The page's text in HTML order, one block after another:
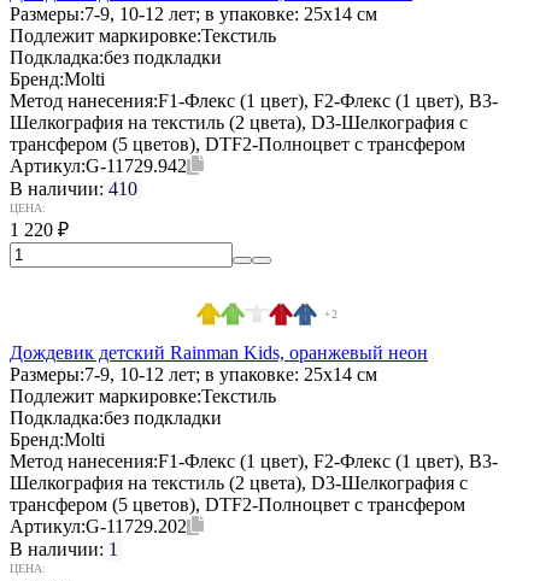
Размеры:7-9, 10-12 лет; в упаковке: 25x14 см
Подлежит маркировке:Текстиль
Подкладка:без подкладки
Бренд:Molti
Метод нанесения:F1-Флекс (1 цвет), F2-Флекс (1 цвет), B3-
Шелкография на текстиль (2 цвета), D3-Шелкография с
трансфером (5 цветов), DTF2-Полноцвет с трансфером
Артикул:G-11729.942
В наличии: 410
ЦЕНА:
1 220 ₽
+2
Дождевик детский Rainman Kids, оранжевый неон
Размеры:7-9, 10-12 лет; в упаковке: 25x14 см
Подлежит маркировке:Текстиль
Подкладка:без подкладки
Бренд:Molti
Метод нанесения:F1-Флекс (1 цвет), F2-Флекс (1 цвет), B3-
Шелкография на текстиль (2 цвета), D3-Шелкография с
трансфером (5 цветов), DTF2-Полноцвет с трансфером
Артикул:G-11729.202
В наличии: 1
ЦЕНА: